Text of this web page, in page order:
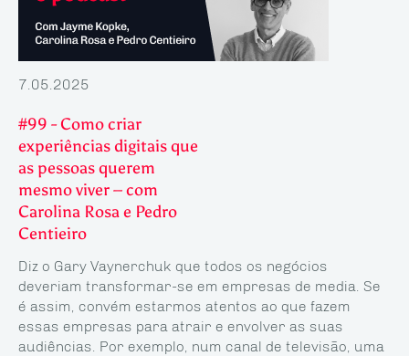
7.05.2025
#99 - Como criar
experiências digitais que
as pessoas querem
mesmo viver – com
Carolina Rosa e Pedro
Centieiro
Diz o Gary Vaynerchuk que todos os negócios
deveriam transformar-se em empresas de media. Se
é assim, convém estarmos atentos ao que fazem
essas empresas para atrair e envolver as suas
audiências. Por exemplo, num canal de televisão, uma